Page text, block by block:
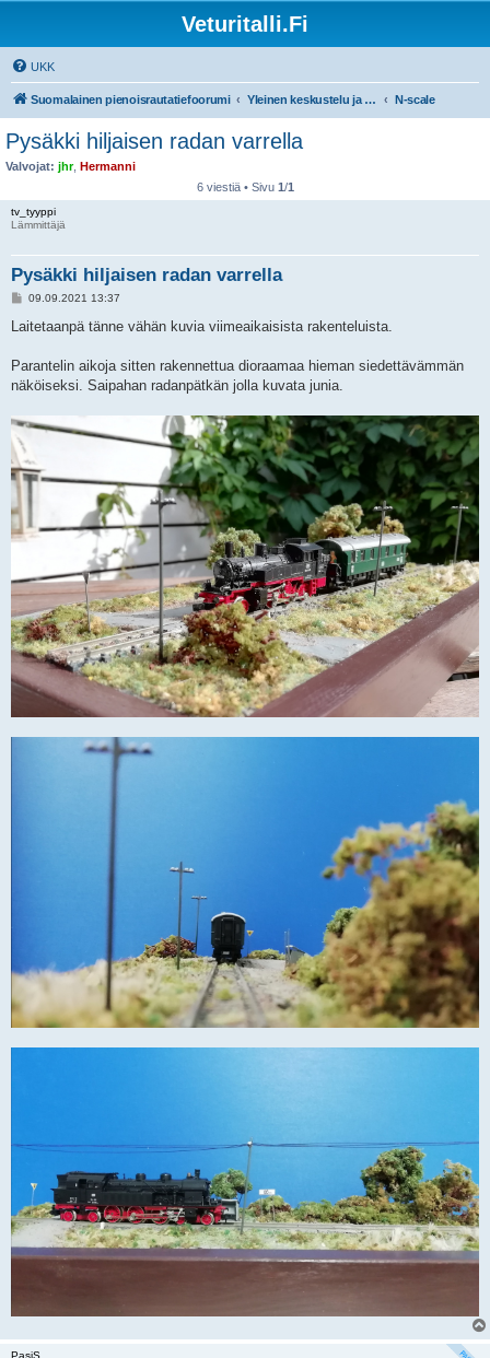
Veturitalli.Fi
UKK
Suomalainen pienoisrautatiefoorumi Yleinen keskustelu ja muut mittakaavat N-scale
Pysäkki hiljaisen radan varrella
Valvojat: jhr, Hermanni
6 viestiä • Sivu 1/1
tv_tyyppi
Lämmittäjä
Pysäkki hiljaisen radan varrella
V
e
i
09.09.2021 13:37
Laitetaanpä tänne vähän kuvia viimeaikaisista rakenteluista.
Parantelin aikoja sitten rakennettua dioraamaa hieman siedettävämmän
näköiseksi. Saipahan radanpätkän jolla kuvata junia.
PasiS